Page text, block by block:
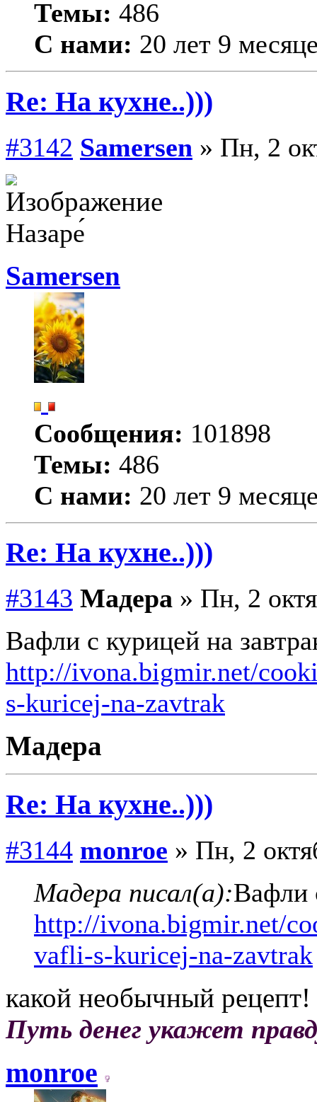
Темы: 486
С нами: 20 лет 9
Re: На кухне..)))
#3142 Samersen » Пн, 2
Назаре́
Samersen
Сообщения: 101898
Темы: 486
С нами: 20 лет 9
Re: На кухне..)))
#3143 Мадера » Пн, 2
Вафли с курицей на
http://ivona.bigmir.net/
s-kuricej-na-zavtrak
Мадера
Re: На кухне..)))
#3144 monroe » Пн, 2
Мадера писал(а):Вафли
http://ivona.bigmir.net/
vafli-s-kuricej-na-zavtrak
какой необычный рецепт!
Путь денег укажет
monroe